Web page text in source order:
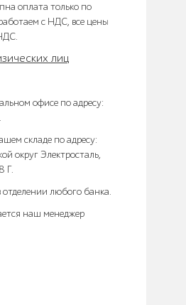
оплата только по
с НДС, все цены
лиц
офисе по адресу:
складе по адресу:
округ Электросталь,
Г.
отделении любого банка.
наш менеджер